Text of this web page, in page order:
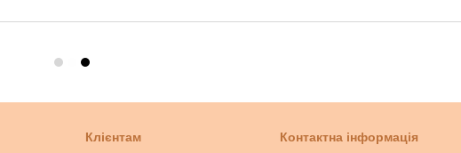
Клієнтам Контактна інформація